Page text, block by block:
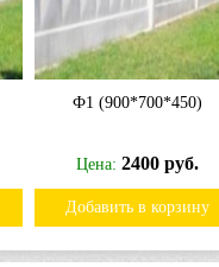
Ф1 (900*700*450)
Цена: 2400 руб.
Добавить в корзину